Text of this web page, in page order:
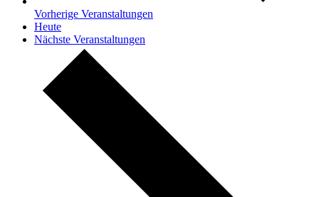
Vorherige Veranstaltungen
Heute
Nächste Veranstaltungen